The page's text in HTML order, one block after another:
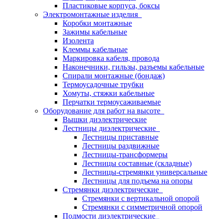
Пластиковые корпуса, боксы
Электромонтажные изделия
Коробки монтажные
Зажимы кабельные
Изолента
Клеммы кабельные
Маркировка кабеля, провода
Наконечники, гильзы, разъемы кабельные
Спирали монтажные (бондаж)
Термоусадочные трубки
Хомуты, стяжки кабельные
Перчатки термоусаживаемые
Оборудование для работ на высоте
Вышки диэлектрические
Лестницы диэлектрические
Лестницы приставные
Лестницы раздвижные
Лестницы-трансформеры
Лестницы составные (складные)
Лестницы-стремянки универсальные
Лестницы для подъема на опоры
Стремянки диэлектрические
Стремянки с вертикальной опорой
Стремянки с симметричной опорой
Подмости диэлектрические